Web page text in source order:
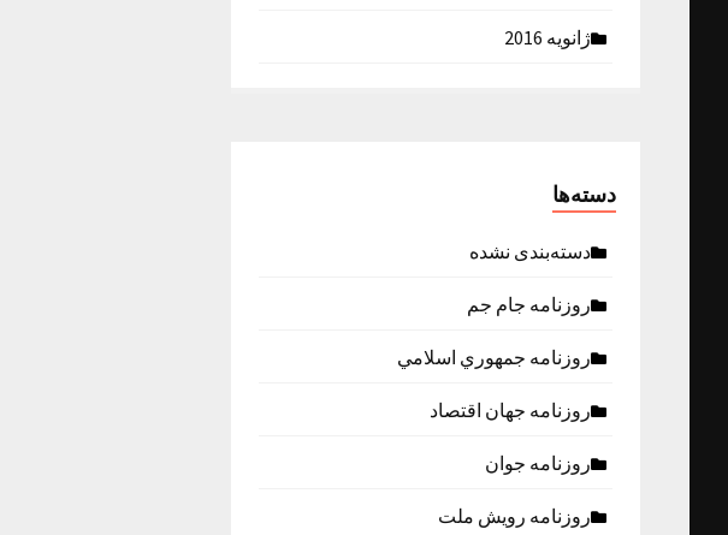
ژانویه 2016
دسته‌ها
دسته‌بندی نشده
روزنامه جام جم
روزنامه جمهوري اسلامي
روزنامه جهان اقتصاد
روزنامه جوان
روزنامه رویش ملت